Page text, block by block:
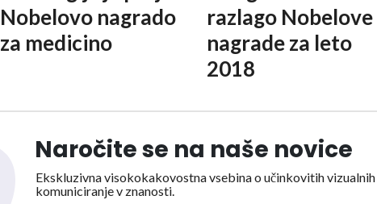
Nobelovo nagrado
za medicino
razlago Nobelove
nagrade za leto
2018
Naročite se na naše novice
Ekskluzivna visokokakovostna vsebina o učinkovitih vizualnih
komuniciranje v znanosti.